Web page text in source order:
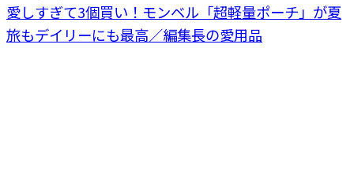
愛しすぎて3個買い！モンベル「超軽量ポーチ」が夏
旅もデイリーにも最高／編集長の愛用品